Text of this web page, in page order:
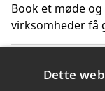
Book et møde
virksomheder få
får du indgår et
Dette